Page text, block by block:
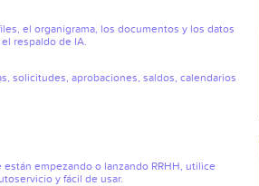
el organigrama, los documentos y los datos
respaldo de IA.
solicitudes, aprobaciones, saldos, calendarios
están empezando o lanzando RRHH, utilice
y fácil de usar.